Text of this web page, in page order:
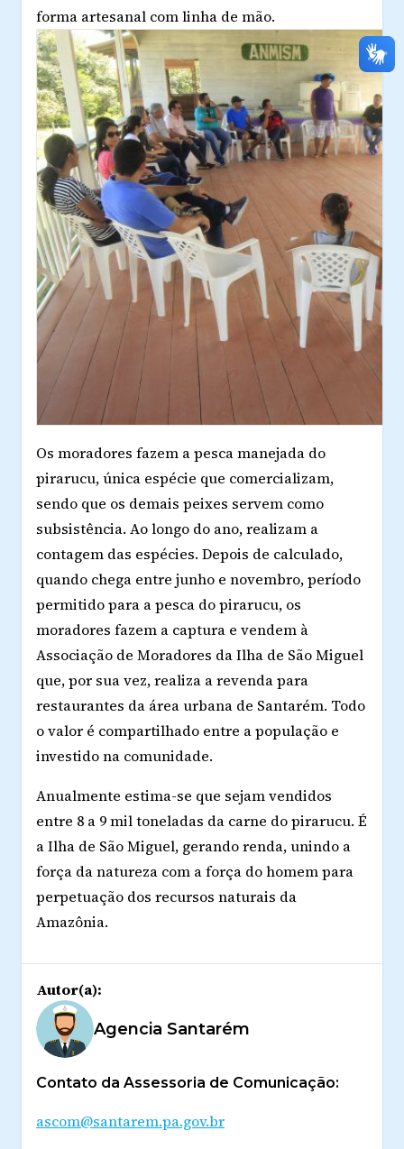
forma artesanal com linha de mão.
Os moradores fazem a pesca manejada do
pirarucu, única espécie que comercializam,
sendo que os demais peixes servem como
subsistência. Ao longo do ano, realizam a
contagem das espécies. Depois de calculado,
quando chega entre junho e novembro, período
permitido para a pesca do pirarucu, os
moradores fazem a captura e vendem à
Associação de Moradores da Ilha de São Miguel
que, por sua vez, realiza a revenda para
restaurantes da área urbana de Santarém. Todo
o valor é compartilhado entre a população e
investido na comunidade.
Anualmente estima-se que sejam vendidos
entre 8 a 9 mil toneladas da carne do pirarucu. É
a Ilha de São Miguel, gerando renda, unindo a
força da natureza com a força do homem para
perpetuação dos recursos naturais da
Amazônia.
Autor(a):
Agencia Santarém
Contato da Assessoria de Comunicação:
ascom@santarem.pa.gov.br